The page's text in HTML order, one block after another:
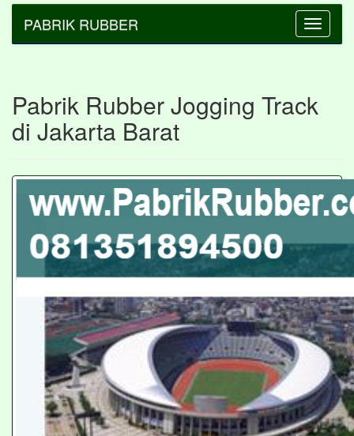
Toggle
PABRIK RUBBER
Pabrik Rubber Jogging Track
di Jakarta Barat